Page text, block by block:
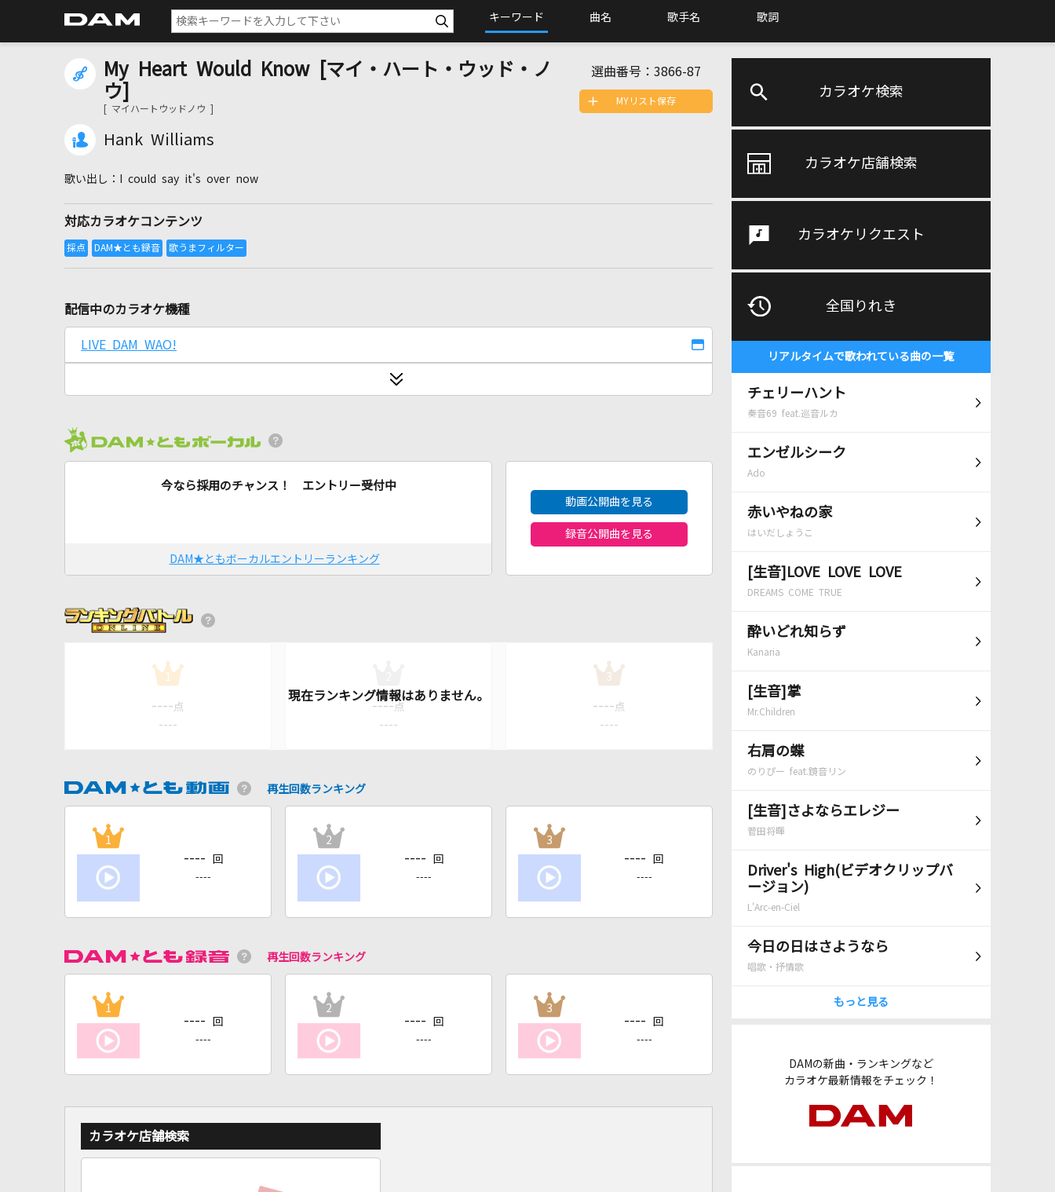
キーワード 曲名 歌手名 歌詞
カラオケ検索
カラオケ店舗検索
カラオケリクエスト
全国りれき
リアルタイムで歌われている曲の一覧
チェリーハント
奏音69 feat.巡音ルカ
エンゼルシーク
Ado
赤いやねの家
はいだしょうこ
[生音]LOVE LOVE LOVE
DREAMS COME TRUE
酔いどれ知らず
Kanaria
[生音]掌
Mr.Children
右肩の蝶
のりぴー feat.鏡音リン
[生音]さよならエレジー
菅田将暉
Driver's High(ビデオクリップバ
ージョン)
L'Arc-en-Ciel
今日の日はさようなら
唱歌・抒情歌
もっと見る
DAMの新曲・ランキングなど
カラオケ最新情報をチェック！
My Heart Would Know [マイ・ハート・ウッド・ノ
ウ]
[ マイハートウッドノウ ]
Hank Williams
選曲番号： 3866-87
I could say it's over now
対応カラオケコンテンツ
MYリスト保存
配信中のカラオケ機種
LIVE DAM WAO!
今なら採用のチャンス！ エントリー受付中
DAM★ともボーカルエントリーランキング
動画公開曲を見る
録音公開曲を見る
1
---- 点
----
---- 点
----
3
---- 点
----
再生回数ランキング
1
---- 回
----
2
---- 回
----
3
---- 回
----
再生回数ランキング
1
---- 回
----
2
---- 回
----
3
---- 回
----
カラオケ店舗検索